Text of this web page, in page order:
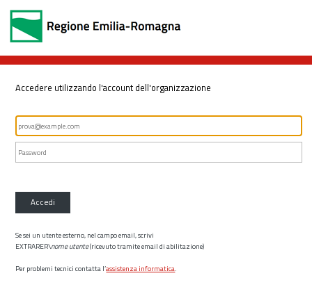
Accedere utilizzando l'account dell'organizzazione
Accedi
Se sei un utente esterno, nel campo email, scrivi
EXTRARER\nome utente(ricevuto tramite email di abilitazione)
Per problemi tecnici contatta l’assistenza informatica.